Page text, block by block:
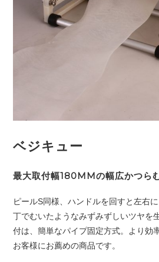
ベジキュー
最大取付幅180MMの幅広かつら
ピールS同様、ハンドルを回すと左右
丁でむいたようなみずみずしいツヤを
付は、簡単なパイプ固定方式。より効
お客様にお薦めの商品です。